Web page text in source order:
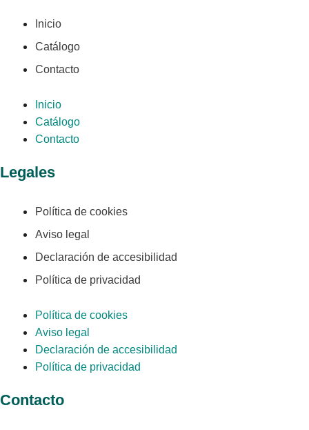
Inicio
Catálogo
Contacto
Inicio
Catálogo
Contacto
Legales
Política de cookies
Aviso legal
Declaración de accesibilidad
Política de privacidad
Política de cookies
Aviso legal
Declaración de accesibilidad
Política de privacidad
Contacto